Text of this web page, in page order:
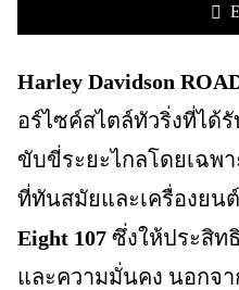
Harley Davidson
อร์ไซค์สไตล์ทัวริ่งที่ได้
ขับขี่ระยะไกลโดยเฉพ
ที่ทันสมัยและเครื่องยน
Eight 107 ซึ่งให้ประสิท
และความมั่นคง นอกจ